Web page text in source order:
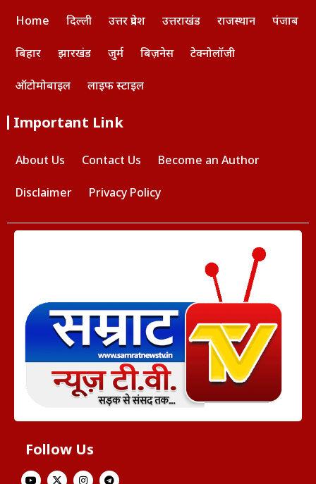
Home दिल्ली उत्तर प्रदेश उत्तराखंड राजस्थान पंजाब
बिहार झारखंड जुर्म बिज़नेस टेक्नोलॉजी
ऑटोमोबाइल लाइफ स्टाइल
Important Link
About Us Contact Us Become an Author
Disclaimer Privacy Policy
Follow Us